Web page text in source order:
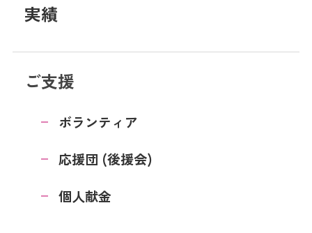
実績
ご支援
ボランティア
応援団 (後援会)
個人献金